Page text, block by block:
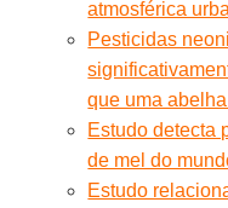
atmosférica
Pesticidas
que uma
Estudo detecta
de mel do
Estudo